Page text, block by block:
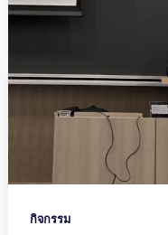
กิจกรรม